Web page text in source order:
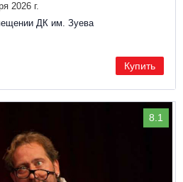
2026 г.
ДК им. Зуева
Купить
8.1